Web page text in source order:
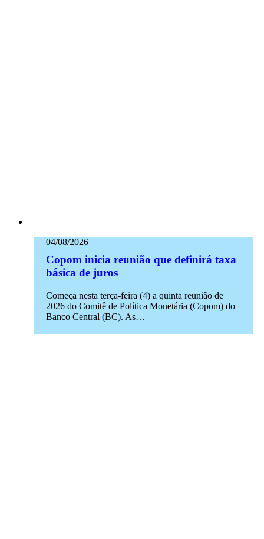
04/08/2026
Copom inicia reunião que definirá taxa
básica de juros
Começa nesta terça-feira (4) a quinta reunião de
2026 do Comitê de Política Monetária (Copom) do
Banco Central (BC). As…